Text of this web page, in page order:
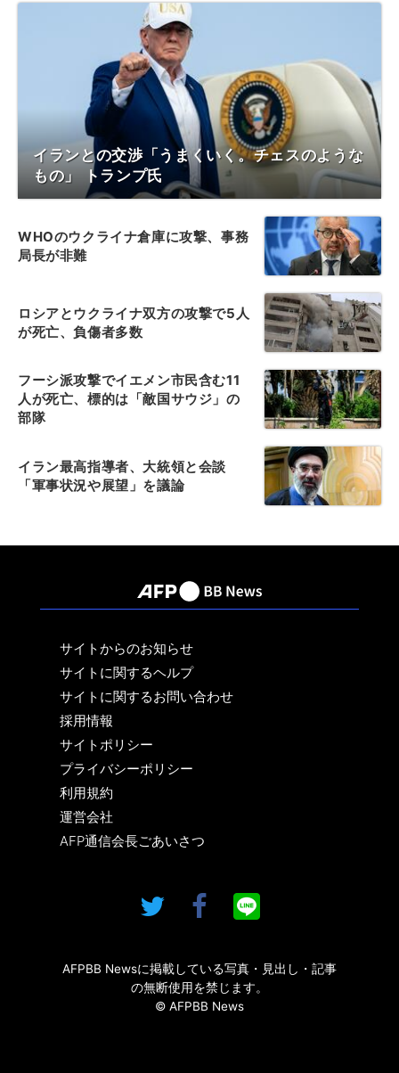
イランとの交渉「うまくいく。チェスのような
もの」 トランプ氏
WHOのウクライナ倉庫に攻撃、事務
局長が非難
ロシアとウクライナ双方の攻撃で5人
が死亡、負傷者多数
フーシ派攻撃でイエメン市民含む11
人が死亡、標的は「敵国サウジ」の
部隊
イラン最高指導者、大統領と会談
「軍事状況や展望」を議論
サイトからのお知らせ
サイトに関するヘルプ
サイトに関するお問い合わせ
採用情報
サイトポリシー
プライバシーポリシー
利用規約
運営会社
AFP通信会長ごあいさつ
AFPBB Newsに掲載している写真・見出し・記事
の無断使用を禁じます。
© AFPBB News